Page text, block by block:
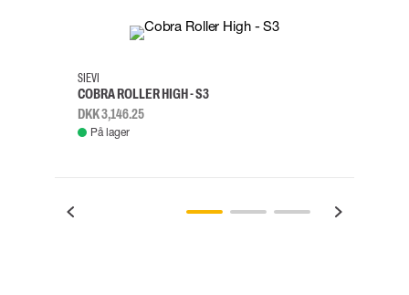
38
SIEVI
COBRA ROLLER HIGH - S3
DKK 3,146.25
På lager